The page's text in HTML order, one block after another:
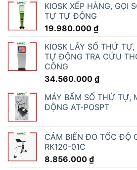
KIOSK XẾP HÀNG, GỌI
TỰ TỰ ĐỘNG
19.980.000 ₫
KIOSK LẤY SỐ THỨ TỰ,
TỰ ĐỘNG TRA CỨU
CÔNG
34.560.000 ₫
MÁY BẤM SỐ THỨ TỰ,
ĐỘNG AT-POSPT
CẢM BIẾN ĐO TỐC ĐỘ
RK120-01C
8.856.000 ₫